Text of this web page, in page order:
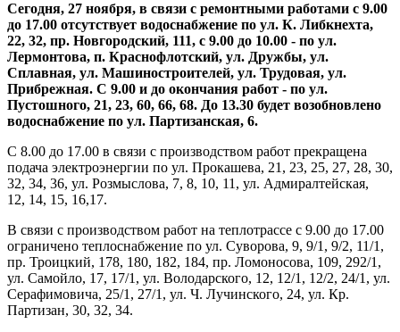
Сегодня, 27 ноября, в связи с ремонтными работами с 9.00
до 17.00 отсутствует водоснабжение по ул. К. Либкнехта,
22, 32, пр. Новгородский, 111, с 9.00 до 10.00 - по ул.
Лермонтова, п. Краснофлотский, ул. Дружбы, ул.
Сплавная, ул. Машиностроителей, ул. Трудовая, ул.
Прибрежная. С 9.00 и до окончания работ - по ул.
Пустошного, 21, 23, 60, 66, 68. До 13.30 будет возобновлено
водоснабжение по ул. Партизанская, 6.
С 8.00 до 17.00 в связи с производством работ прекращена
подача электроэнергии по ул. Прокашева, 21, 23, 25, 27, 28, 30,
32, 34, 36, ул. Розмыслова, 7, 8, 10, 11, ул. Адмиралтейская,
12, 14, 15, 16,17.
В связи с производством работ на теплотрассе с 9.00 до 17.00
ограничено теплоснабжение по ул. Суворова, 9, 9/1, 9/2, 11/1,
пр. Троицкий, 178, 180, 182, 184, пр. Ломоносова, 109, 292/1,
ул. Самойло, 17, 17/1, ул. Володарского, 12, 12/1, 12/2, 24/1, ул.
Серафимовича, 25/1, 27/1, ул. Ч. Лучинского, 24, ул. Кр.
Партизан, 30, 32, 34.